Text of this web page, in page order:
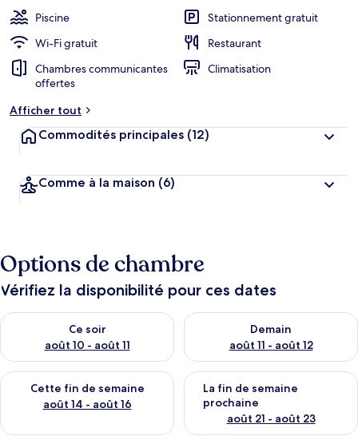
Piscine
Stationnement gratuit
Wi-Fi gratuit
Restaurant
Chambres communicantes
offertes
Climatisation
Afficher tout
Commodités principales (12)
Comme à la maison (6)
Options de chambre
Vérifiez la disponibilité pour ces dates
Ce soir
août 10 - août 11
Vérifier la disponibilité pour ce soir août 10 - août 11
Demain
août 11 - août 12
Vérifier la disponibilité pour
Cette fin de semaine
août 14 - août 16
Vérifier la disponibilité pour cette fin de semaine août 14 -
La fin de semaine
prochaine
août 21 - août 23
Vérifier la disponibilité pour